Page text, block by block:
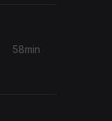
58min